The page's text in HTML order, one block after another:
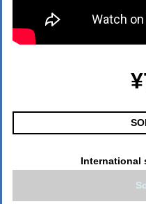
International